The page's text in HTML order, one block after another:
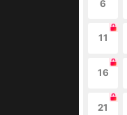
6
11
16
21